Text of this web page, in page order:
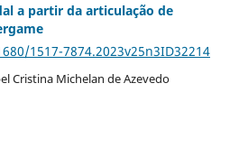
a partir da articulação de
1517-7874.2023v25n3ID32214
Cristina Michelan de Azevedo